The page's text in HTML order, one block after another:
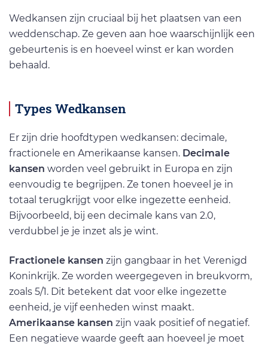
Wedkansen zijn cruciaal bij het plaatsen van een
weddenschap. Ze geven aan hoe waarschijnlijk een
gebeurtenis is en hoeveel winst er kan worden
behaald.
Types Wedkansen
Er zijn drie hoofdtypen wedkansen: decimale,
fractionele en Amerikaanse kansen. Decimale
kansen worden veel gebruikt in Europa en zijn
eenvoudig te begrijpen. Ze tonen hoeveel je in
totaal terugkrijgt voor elke ingezette eenheid.
Bijvoorbeeld, bij een decimale kans van 2.0,
verdubbel je je inzet als je wint.
Fractionele kansen zijn gangbaar in het Verenigd
Koninkrijk. Ze worden weergegeven in breukvorm,
zoals 5/1. Dit betekent dat voor elke ingezette
eenheid, je vijf eenheden winst maakt.
Amerikaanse kansen zijn vaak positief of negatief.
Een negatieve waarde geeft aan hoeveel je moet